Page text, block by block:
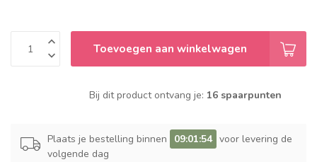
Toevoegen aan winkelwagen
Bij dit product ontvang je: 16 spaarpunten
Plaats je bestelling binnen 09:01:54 voor levering de
volgende dag